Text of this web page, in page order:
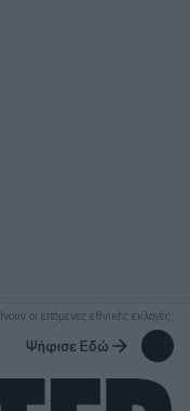
οι επόμενες εθνικές εκλογές;
Ψήφισε Εδώ